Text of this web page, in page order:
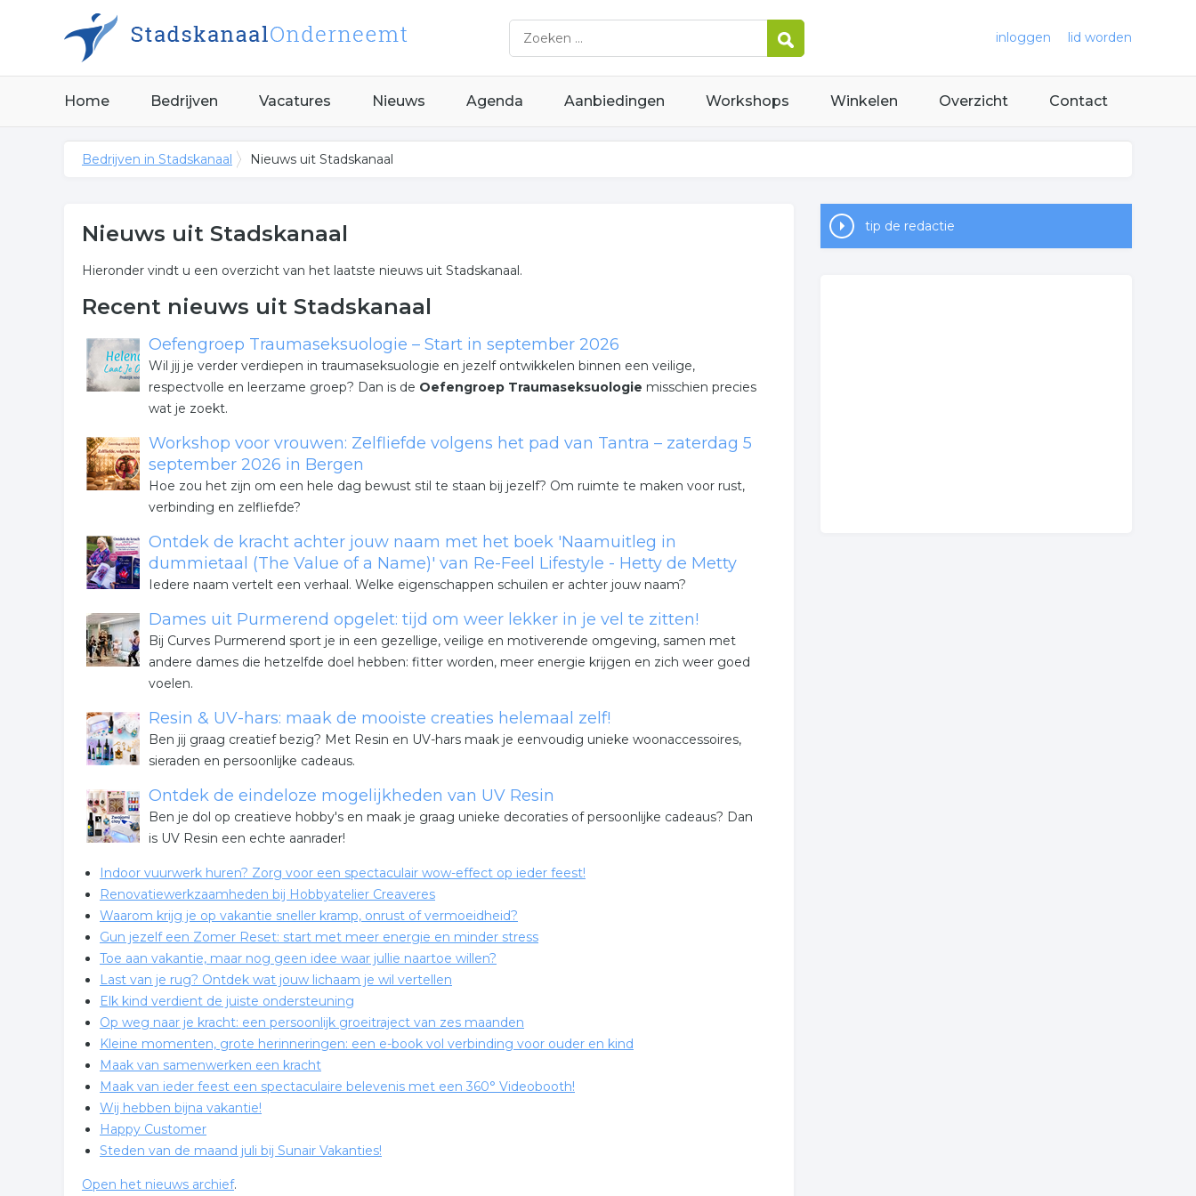
inloggen lid worden
Home Bedrijven Vacatures Nieuws Agenda Aanbiedingen Workshops Winkelen Overzicht Contact
Bedrijven in Stadskanaal Nieuws uit Stadskanaal
Nieuws uit Stadskanaal
Hieronder vindt u een overzicht van het laatste nieuws uit Stadskanaal.
Recent nieuws uit Stadskanaal
Oefengroep Traumaseksuologie – Start in september 2026
Wil jij je verder verdiepen in traumaseksuologie en jezelf ontwikkelen binnen een veilige,
respectvolle en leerzame groep? Dan is de Oefengroep Traumaseksuologie misschien precies
wat je zoekt.
Workshop voor vrouwen: Zelfliefde volgens het pad van Tantra – zaterdag 5
september 2026 in Bergen
Hoe zou het zijn om een hele dag bewust stil te staan bij jezelf? Om ruimte te maken voor rust,
verbinding en zelfliefde?
Ontdek de kracht achter jouw naam met het boek 'Naamuitleg in
dummietaal (The Value of a Name)' van Re-Feel Lifestyle - Hetty de Metty
Iedere naam vertelt een verhaal. Welke eigenschappen schuilen er achter jouw naam?
Dames uit Purmerend opgelet: tijd om weer lekker in je vel te zitten!
Bij Curves Purmerend sport je in een gezellige, veilige en motiverende omgeving, samen met
andere dames die hetzelfde doel hebben: fitter worden, meer energie krijgen en zich weer goed
voelen.
Resin & UV-hars: maak de mooiste creaties helemaal zelf!
Ben jij graag creatief bezig? Met Resin en UV-hars maak je eenvoudig unieke woonaccessoires,
sieraden en persoonlijke cadeaus.
Ontdek de eindeloze mogelijkheden van UV Resin
Ben je dol op creatieve hobby's en maak je graag unieke decoraties of persoonlijke cadeaus? Dan
is UV Resin een echte aanrader!
Indoor vuurwerk huren? Zorg voor een spectaculair wow-effect op ieder feest!
Renovatiewerkzaamheden bij Hobbyatelier Creaveres
Waarom krijg je op vakantie sneller kramp, onrust of vermoeidheid?
Gun jezelf een Zomer Reset: start met meer energie en minder stress
Toe aan vakantie, maar nog geen idee waar jullie naartoe willen?
Last van je rug? Ontdek wat jouw lichaam je wil vertellen
Elk kind verdient de juiste ondersteuning
Op weg naar je kracht: een persoonlijk groeitraject van zes maanden
Kleine momenten, grote herinneringen: een e-book vol verbinding voor ouder en kind
Maak van samenwerken een kracht
Maak van ieder feest een spectaculaire belevenis met een 360° Videobooth!
Wij hebben bijna vakantie!
Happy Customer
Steden van de maand juli bij Sunair Vakanties!
Open het nieuws archief.
tip de redactie